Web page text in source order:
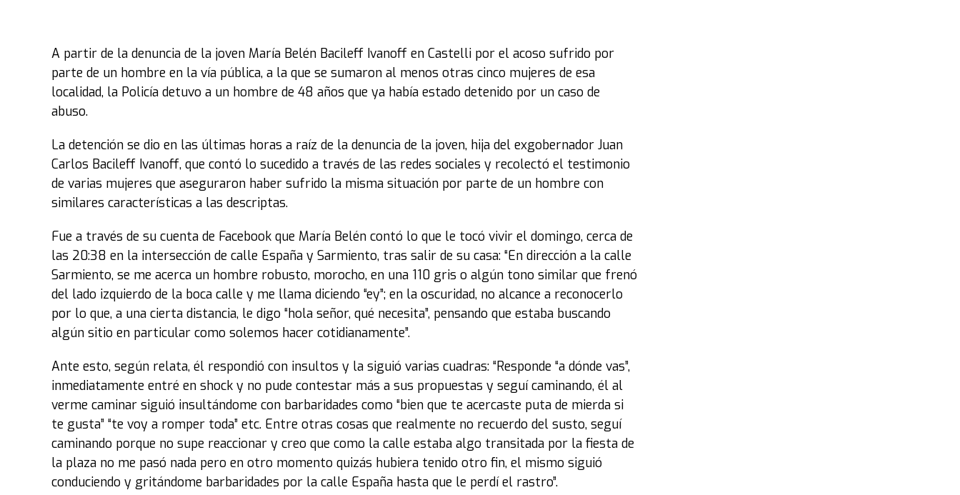
A partir de la denuncia de la joven María Belén Bacileff Ivanoff en Castelli por el acoso sufrido por
parte de un hombre en la vía pública, a la que se sumaron al menos otras cinco mujeres de esa
localidad, la Policía detuvo a un hombre de 48 años que ya había estado detenido por un caso de
abuso.
La detención se dio en las últimas horas a raíz de la denuncia de la joven, hija del exgobernador Juan
Carlos Bacileff Ivanoff, que contó lo sucedido a través de las redes sociales y recolectó el testimonio
de varias mujeres que aseguraron haber sufrido la misma situación por parte de un hombre con
similares características a las descriptas.
Fue a través de su cuenta de Facebook que María Belén contó lo que le tocó vivir el domingo, cerca de
las 20:38 en la intersección de calle España y Sarmiento, tras salir de su casa: “En dirección a la calle
Sarmiento, se me acerca un hombre robusto, morocho, en una 110 gris o algún tono similar que frenó
del lado izquierdo de la boca calle y me llama diciendo “ey”; en la oscuridad, no alcance a reconocerlo
por lo que, a una cierta distancia, le digo “hola señor, qué necesita”, pensando que estaba buscando
algún sitio en particular como solemos hacer cotidianamente”.
Ante esto, según relata, él respondió con insultos y la siguió varias cuadras: “Responde “a dónde vas”,
inmediatamente entré en shock y no pude contestar más a sus propuestas y seguí caminando, él al
verme caminar siguió insultándome con barbaridades como “bien que te acercaste puta de mierda si
te gusta” “te voy a romper toda” etc. Entre otras cosas que realmente no recuerdo del susto, seguí
caminando porque no supe reaccionar y creo que como la calle estaba algo transitada por la fiesta de
la plaza no me pasó nada pero en otro momento quizás hubiera tenido otro fin, el mismo siguió
conduciendo y gritándome barbaridades por la calle España hasta que le perdí el rastro”.